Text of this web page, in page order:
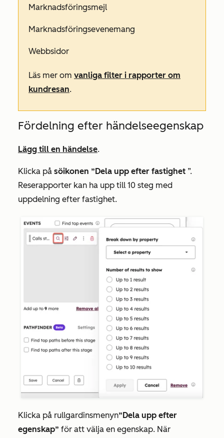
Marknadsföringsmejl
Marknadsföringsevenemang
Webbsidor
Läs mer om vanliga filter i rapporter om
kundresan.
Fördelning efter händelseegenskap
Lägg till en händelse.
Klicka på söikonen ”Dela upp efter fastighet ”.
Reserapporter kan ha upp till 10 steg med
uppdelning efter fastighet.
Klicka på rullgardinsmenyn”Dela upp efter
egenskap” för att välja en egenskap. När